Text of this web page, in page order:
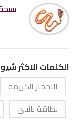
الكلمات الاكثر
الاحجار الكريمة
بطاقة بانيني